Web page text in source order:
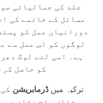
جلد کی جمالیاتی
مسائل کے خاتمے کی
دورانیاں عمل کو
لوگوں کو اس عمل سے
ہے۔ اسی لئے لوگ
کو حاصل
ترکیہ میںڈرمابریشن